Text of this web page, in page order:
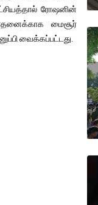
ரோஷனின்
மைசூர்
வைக்கப்பட்டது.